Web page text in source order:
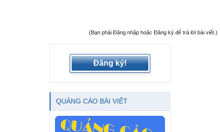
(Bạn phải Đăng nhập hoặc Đăng ký để trả lời bài viết.)
Đăng ký!
QUẢNG CÁO BÀI VIẾT